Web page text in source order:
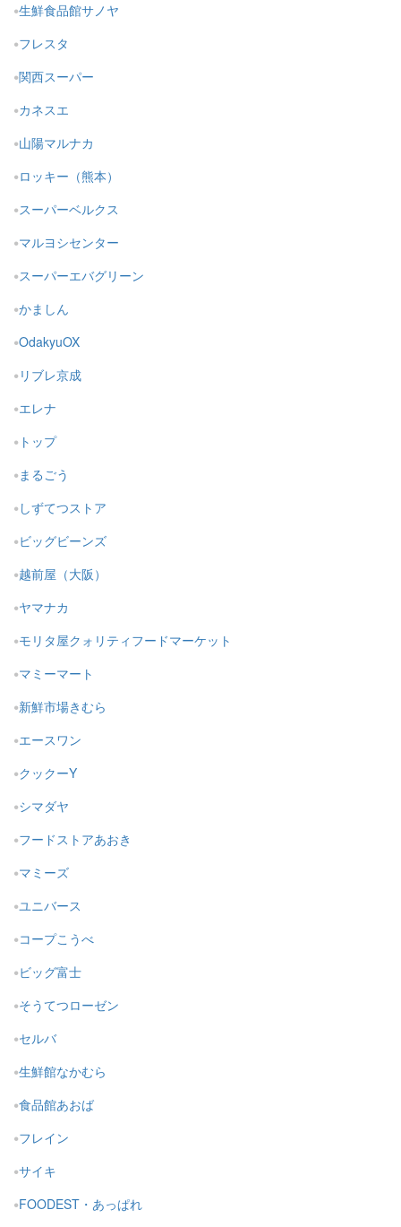
生鮮食品館サノヤ
フレスタ
関西スーパー
カネスエ
山陽マルナカ
ロッキー（熊本）
スーパーベルクス
マルヨシセンター
スーパーエバグリーン
かましん
OdakyuOX
リブレ京成
エレナ
トップ
まるごう
しずてつストア
ビッグビーンズ
越前屋（大阪）
ヤマナカ
モリタ屋クォリティフードマーケット
マミーマート
新鮮市場きむら
エースワン
クックーY
シマダヤ
フードストアあおき
マミーズ
ユニバース
コープこうべ
ビッグ富士
そうてつローゼン
セルバ
生鮮館なかむら
食品館あおば
フレイン
サイキ
FOODEST・あっぱれ